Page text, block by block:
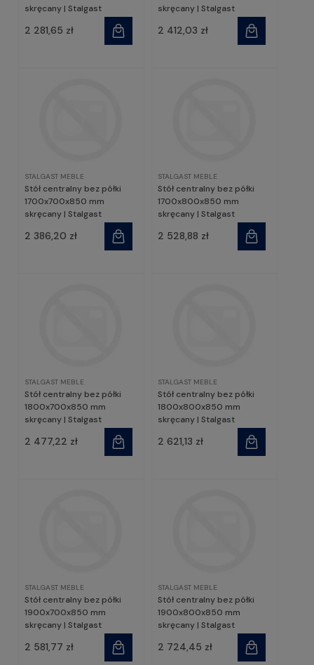
skręcany | Stalgast
2 281,65 zł
skręcany | Stalgast
2 412,03 zł
STALGAST MEBLE
Stół centralny bez półki
1700x700x850 mm
skręcany | Stalgast
2 386,20 zł
STALGAST MEBLE
Stół centralny bez półki
1700x800x850 mm
skręcany | Stalgast
2 528,88 zł
STALGAST MEBLE
Stół centralny bez półki
1800x700x850 mm
skręcany | Stalgast
2 477,22 zł
STALGAST MEBLE
Stół centralny bez półki
1800x800x850 mm
skręcany | Stalgast
2 621,13 zł
STALGAST MEBLE
Stół centralny bez półki
1900x700x850 mm
skręcany | Stalgast
2 581,77 zł
STALGAST MEBLE
Stół centralny bez półki
1900x800x850 mm
skręcany | Stalgast
2 724,45 zł